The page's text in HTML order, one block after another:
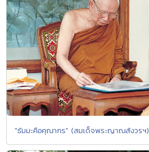
"ธัมมะคือคุณากร" (สมเด็จพระญาณสังวรฯ)